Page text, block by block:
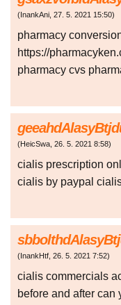
( InankAni, 27. 5. 2021 15:50)
pharmacy
https://
pharmacy cvs
(HeicSwa, 26. 5. 2021 8:58)
cialis prescription
cialis by paypal
( InankHtf, 26. 5. 2021 7:52)
cialis commercials
before and after